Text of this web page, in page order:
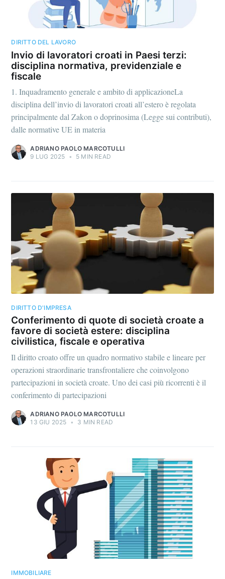
DIRITTO DEL LAVORO
Invio di lavoratori croati in Paesi terzi:
disciplina normativa, previdenziale e
fiscale
1. Inquadramento generale e ambito di applicazioneLa
disciplina dell’invio di lavoratori croati all’estero è regolata
principalmente dal Zakon o doprinosima (Legge sui contributi),
dalle normative UE in materia
ADRIANO PAOLO MARCOTULLI
9 LUG 2025 • 5 MIN READ
DIRITTO D'IMPRESA
Conferimento di quote di società croate a
favore di società estere: disciplina
civilistica, fiscale e operativa
Il diritto croato offre un quadro normativo stabile e lineare per
operazioni straordinarie transfrontaliere che coinvolgono
partecipazioni in società croate. Uno dei casi più ricorrenti è il
conferimento di partecipazioni
ADRIANO PAOLO MARCOTULLI
13 GIU 2025 • 3 MIN READ
IMMOBILIARE